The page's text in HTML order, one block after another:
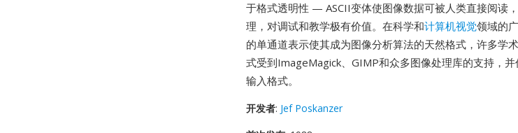
于格式透明性 — ASCII变体使图像数据可被人类直接阅读
理，对调试和教学极有价值。在科学和计算机视觉领域的
的单通道表示使其成为图像分析算法的天然格式，许多学
式受到ImageMagick、GIMP和众多图像处理库的支持，
输入格式。
开发者: Jef Poskanzer